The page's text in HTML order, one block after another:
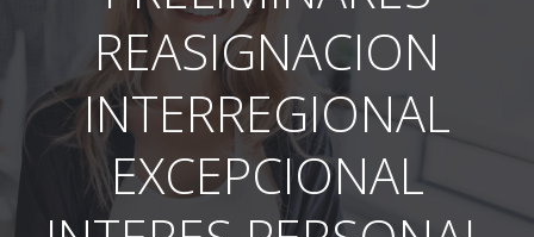
REASIGNACION
INTERREGIONAL
EXCEPCIONAL